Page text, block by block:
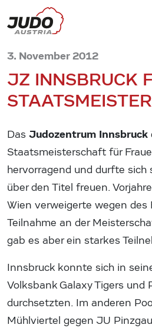
3. November 2012
JZ INNSBRUCK
STAATSMEISTER
Das Judozentrum Innsbruck
Staatsmeisterschaft für
hervorragend und durfte sich
über den Titel freuen.
Wien verweigerte wegen des
Teilnahme an der
gab es aber ein starkes
Innsbruck konnte sich in
Volksbank Galaxy Tigers und
durchsetzten. Im anderen
Mühlviertel gegen JU